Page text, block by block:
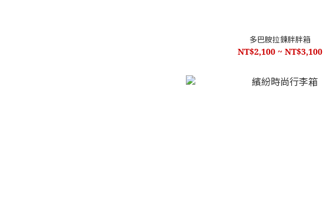
多巴胺拉鍊胖胖箱
NT$2,100 ~ NT$3,100